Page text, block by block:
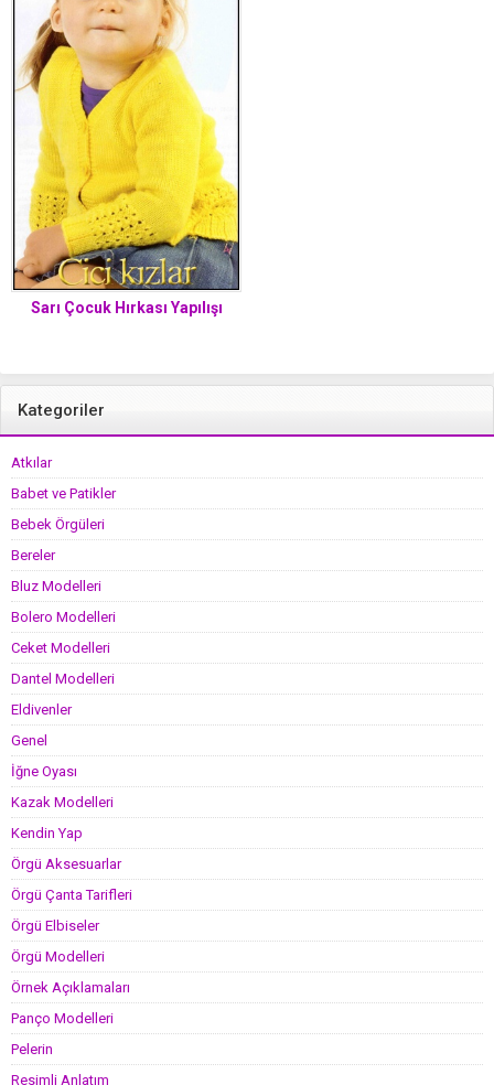
Sarı Çocuk Hırkası Yapılışı
Kategoriler
Atkılar
Babet ve Patikler
Bebek Örgüleri
Bereler
Bluz Modelleri
Bolero Modelleri
Ceket Modelleri
Dantel Modelleri
Eldivenler
Genel
İğne Oyası
Kazak Modelleri
Kendin Yap
Örgü Aksesuarlar
Örgü Çanta Tarifleri
Örgü Elbiseler
Örgü Modelleri
Örnek Açıklamaları
Panço Modelleri
Pelerin
Resimli Anlatım